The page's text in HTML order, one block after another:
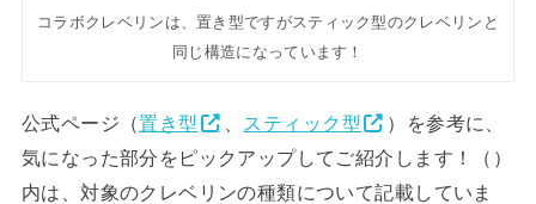
コラボクレベリンは、置き型ですがスティック型のクレベリンと
同じ構造になっています！
公式ページ（置き型 スティック型
）を参考に、
気になった部分をピックアップしてご紹介します！（）
内は、対象のクレベリンの種類について記載していま